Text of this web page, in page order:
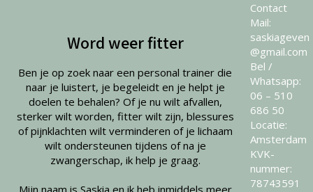
Word weer fitter
Ben je op zoek naar een personal trainer die
naar je luistert, je begeleidt en je helpt je
doelen te behalen? Of je nu wilt afvallen,
sterker wilt worden, fitter wilt zijn, blessures
of pijnklachten wilt verminderen of je lichaam
wilt ondersteunen tijdens of na je
zwangerschap, ik help je graag.
Mijn naam is Saskia en ik heb inmiddels meer
Contact
Mail:
saskiageven
@gmail.com
Bel /
Whatsapp:
06 – 510
686 50
Locatie:
Amsterdam
KVK-
nummer:
78743591